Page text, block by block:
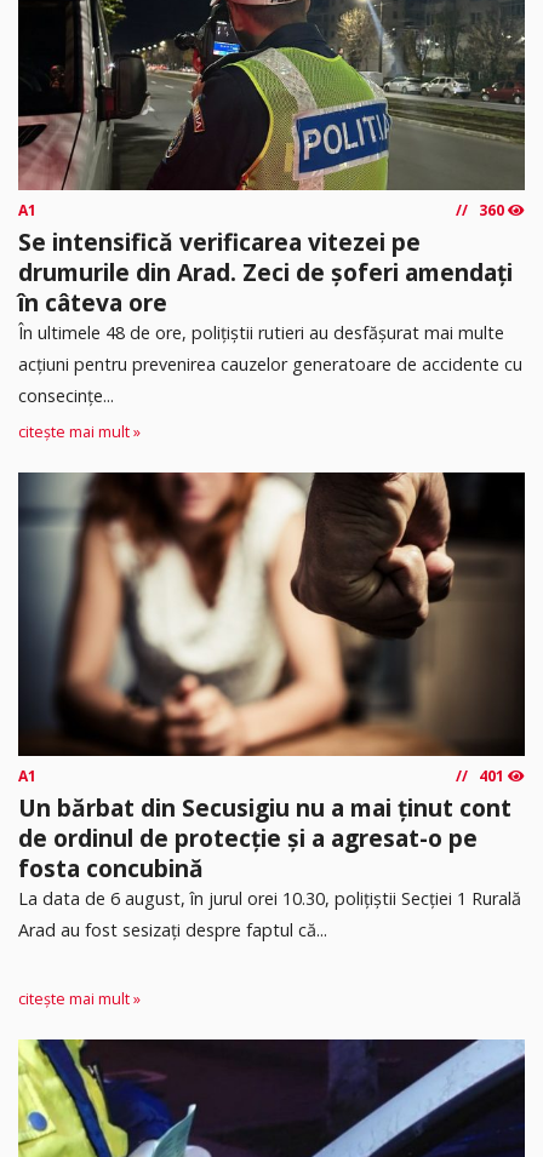
A1 360
Se intensifică verificarea vitezei pe
drumurile din Arad. Zeci de șoferi amendați
în câteva ore
În ultimele 48 de ore, polițiștii rutieri au desfășurat mai multe
acțiuni pentru prevenirea cauzelor generatoare de accidente cu
consecințe...
citește mai mult »
A1 401
Un bărbat din Secusigiu nu a mai ținut cont
de ordinul de protecție și a agresat-o pe
fosta concubină
​La data de 6 august, în jurul orei 10.30, polițiștii Secției 1 Rurală
Arad au fost sesizați despre faptul că...
citește mai mult »